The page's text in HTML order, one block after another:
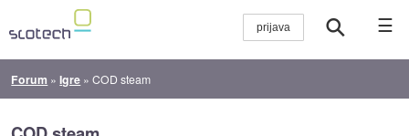
☰
Forum »Igre »COD steam